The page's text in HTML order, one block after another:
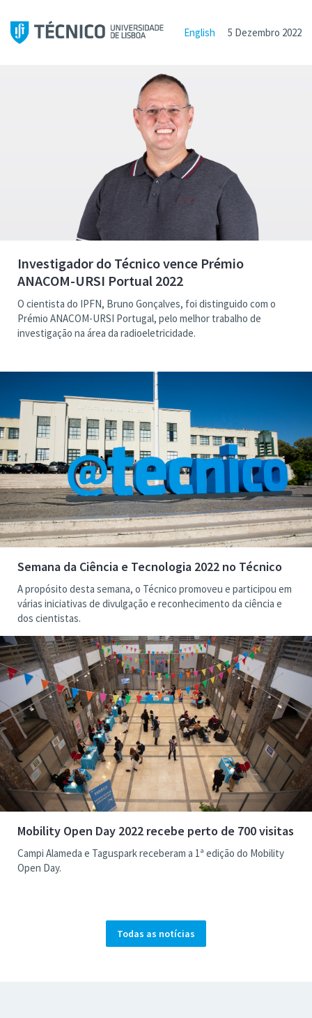
English 5 Dezembro 2022
Investigador do Técnico vence Prémio
ANACOM-URSI Portual 2022
O cientista do IPFN, Bruno Gonçalves, foi distinguido com o
Prémio ANACOM-URSI Portugal, pelo melhor trabalho de
investigação na área da radioeletricidade.
Semana da Ciência e Tecnologia 2022 no Técnico
A propósito desta semana, o Técnico promoveu e participou em
várias iniciativas de divulgação e reconhecimento da ciência e
dos cientistas.
Mobility Open Day 2022 recebe perto de 700 visitas
Campi Alameda e Taguspark receberam a 1ª edição do Mobility
Open Day.
Todas as notícias